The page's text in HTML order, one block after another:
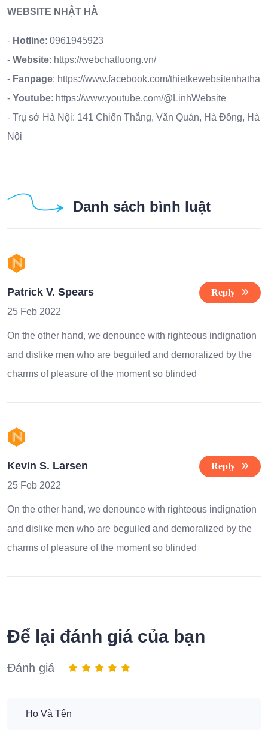
WEBSITE NHẬT HÀ
- Hotline: 0961945923
- Website: https://webchatluong.vn/
- Fanpage: https://www.facebook.com/thietkewebsitenhatha
- Youtube: https://www.youtube.com/@LinhWebsite
- Trụ sở Hà Nội: 141 Chiến Thắng, Văn Quán, Hà Đông, Hà
Nội
Danh sách bình luật
Patrick V. Spears
Reply
25 Feb 2022
On the other hand, we denounce with righteous indignation
and dislike men who are beguiled and demoralized by the
charms of pleasure of the moment so blinded
Kevin S. Larsen
Reply
25 Feb 2022
On the other hand, we denounce with righteous indignation
and dislike men who are beguiled and demoralized by the
charms of pleasure of the moment so blinded
Để lại đánh giá của bạn
Đánh giá